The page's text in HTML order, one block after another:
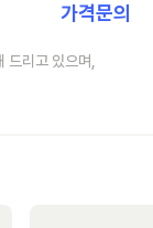
가격문의
드리고 있으며,